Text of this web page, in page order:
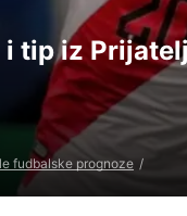
tip iz
fudbalske prognoze